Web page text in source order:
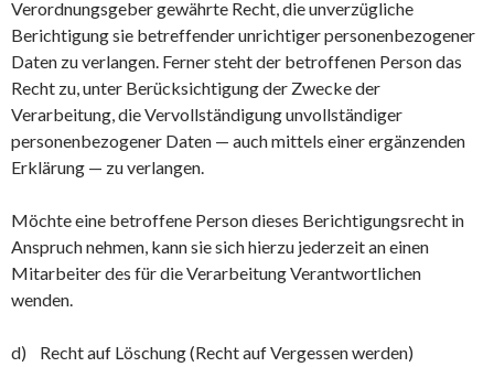
Verordnungsgeber gewährte Recht, die unverzügliche
Berichtigung sie betreffender unrichtiger personenbezogener
Daten zu verlangen. Ferner steht der betroffenen Person das
Recht zu, unter Berücksichtigung der Zwecke der
Verarbeitung, die Vervollständigung unvollständiger
personenbezogener Daten — auch mittels einer ergänzenden
Erklärung — zu verlangen.
Möchte eine betroffene Person dieses Berichtigungsrecht in
Anspruch nehmen, kann sie sich hierzu jederzeit an einen
Mitarbeiter des für die Verarbeitung Verantwortlichen
wenden.
d) Recht auf Löschung (Recht auf Vergessen werden)